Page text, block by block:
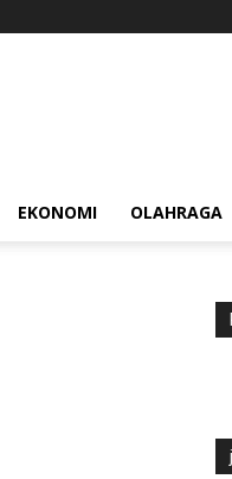
EKONOMI OLAHRAGA